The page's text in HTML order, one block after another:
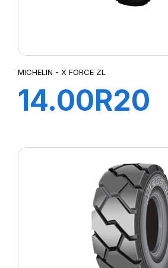
MICHELIN - X FORCE ZL
14.00R20
ZL168/165K